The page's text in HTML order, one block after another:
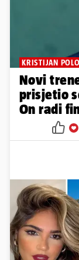
KRISTIJAN
Novi
prisjetio
On radi